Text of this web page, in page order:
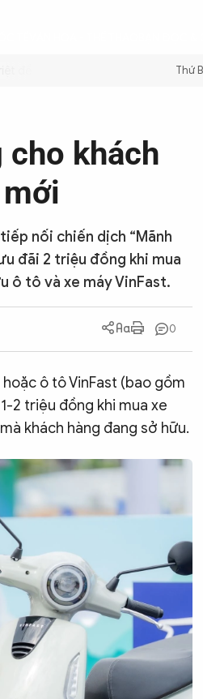
để tiết kiệm xăng dầu để đảm bảoThứ
khách
nối chiến dịch “Mãnh
đãi 2 triệu đồng khi mua
ô tô và xe máy VinFast.
0
ô tô VinFast (bao gồm
2 triệu đồng khi mua xe
khách hàng đang sở hữu.